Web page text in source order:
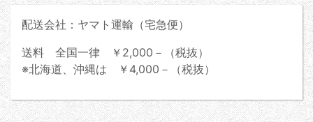
配送会社：ヤマト運輸（宅急便）
送料 全国一律 ￥2,000－（税抜）
※北海道、沖縄は ￥4,000－（税抜）